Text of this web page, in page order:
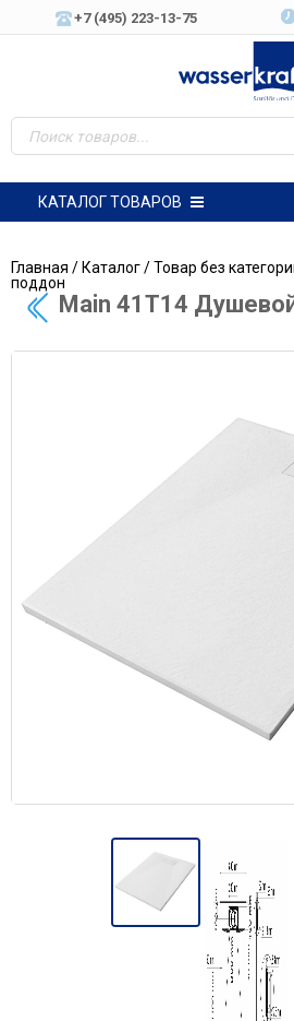
+7 (495) 223-13-75
КАТАЛОГ ТОВАРОВ
Главная /Каталог/Товар без
поддон
Main 41T14